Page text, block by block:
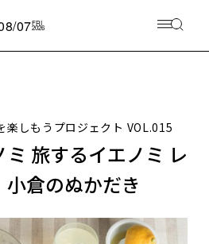
07FRI
2026
しもうプロジェクト VOL.015
旅するイエノミ レ
倉のぬかだき